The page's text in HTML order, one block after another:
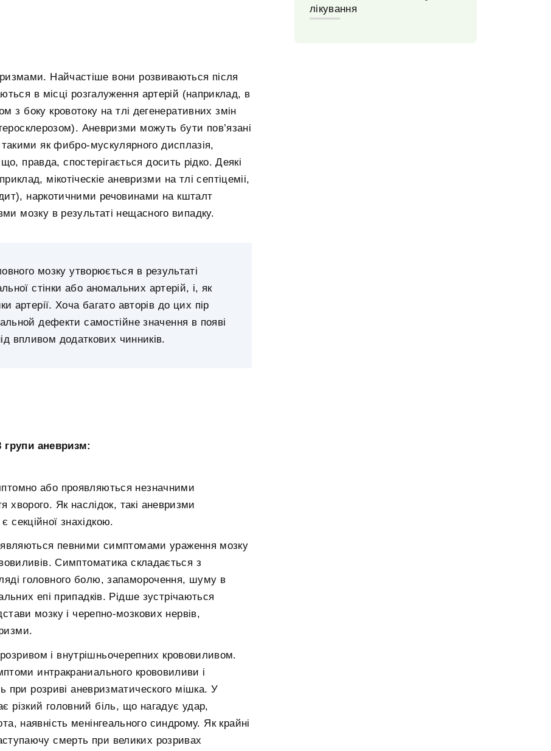
Найчастіше вони розвиваються після
в місці розгалуження артерій (наприклад, в
з боку кровотоку на тлі дегенеративних змін
Аневризми можуть бути пов’язані
як фибро-мускулярного дисплазія,
правда, спостерігається досить рідко. Деякі
мікотіческіе аневризми на тлі септіцеміі,
наркотичними речовинами на кшталт
мозку в результаті нещасного випадку.
мозку утворюється в результаті
стінки або аномальних артерій, і, як
артерії. Хоча багато авторів до цих пір
дефекти самостійне значення в появі
впливом додаткових чинників.
групи аневризм:
або проявляються незначними
Як наслідок, такі аневризми
секційної знахідкою.
певними симптомами ураження мозку
Симптоматика складається з
головного болю, запаморочення, шуму в
епі припадків. Рідше зустрічаються
мозку і черепно-мозкових нервів,
і внутрішньочерепних крововиливом.
интракраниального крововиливи і
при розриві аневризматического мішка. У
різкий головний біль, що нагадує удар,
наявність менінгеального синдрому. Як крайні
смерть при великих розривах
лікування